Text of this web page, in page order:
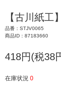
【古川紙工
品番：STJV0065
商品ID：87183660
418円(税38
在庫状況 0